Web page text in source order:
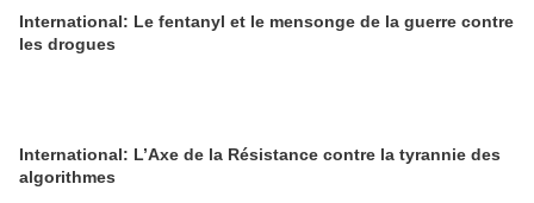
International: Le fentanyl et le mensonge de la guerre contre
les drogues
International: L’Axe de la Résistance contre la tyrannie des
algorithmes